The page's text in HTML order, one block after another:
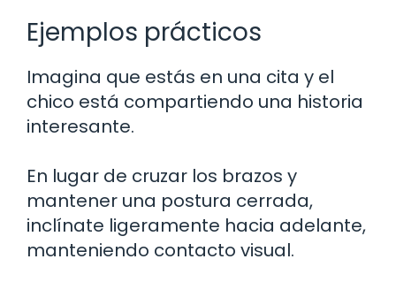
Ejemplos prácticos
Imagina que estás en una cita y el
chico está compartiendo una historia
interesante.
En lugar de cruzar los brazos y
mantener una postura cerrada,
inclínate ligeramente hacia adelante,
manteniendo contacto visual.